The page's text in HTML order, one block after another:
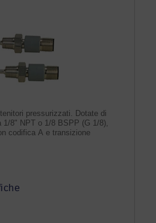
pressurizzati. Dotate di
8" NPT o 1/8 BSPP (G 1/8),
codifica A e transizione